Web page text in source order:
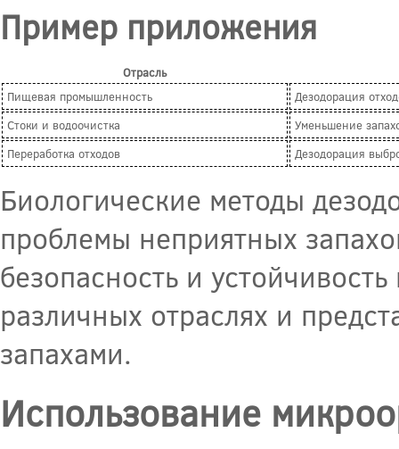
Пример приложения
Отрасль
Пищевая промышленность
Дезодорация
Стоки и водоочистка
Уменьшение
Переработка отходов
Дезодорация
Биологические методы
проблемы неприятных
безопасность и
различных отраслях и
запахами.
Использование